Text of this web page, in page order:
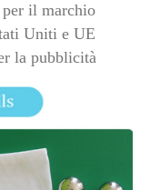
il marchio
Uniti e UE
la pubblicità